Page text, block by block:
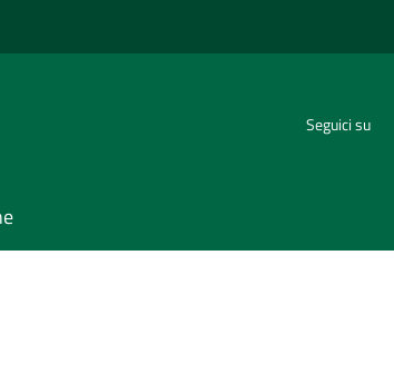
Seguici su